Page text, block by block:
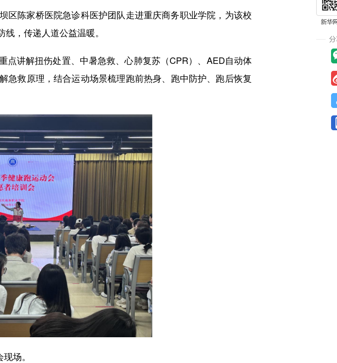
陈家桥医院急诊科医护团队走进重庆商务职业学院，为该校
，传递人道公益温暖。
讲解扭伤处置、中暑急救、心肺复苏（CPR）、AED自动体
救原理，结合运动场景梳理跑前热身、跑中防护、跑后恢复
场。